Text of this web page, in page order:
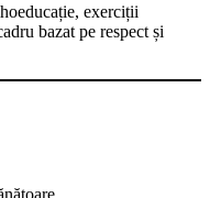
exerciții
bazat pe respect și